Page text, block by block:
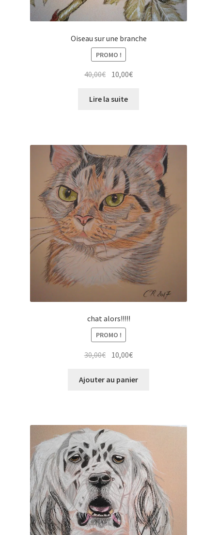
Oiseau sur une branche
PROMO !
40,00€ Le
initial
10,00€Le
Lire la suite
chat alors!!!!!
PROMO !
30,00€ Le
initial
10,00€Le
actuel
Ajouter au panier